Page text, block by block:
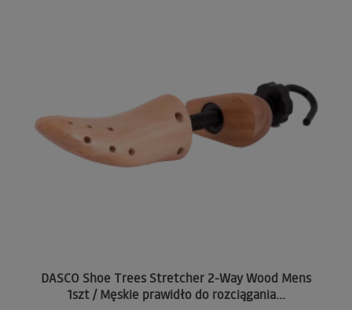
DASCO Shoe Trees Stretcher 2-Way Wood Mens
1szt / Męskie prawidło do rozciągania...